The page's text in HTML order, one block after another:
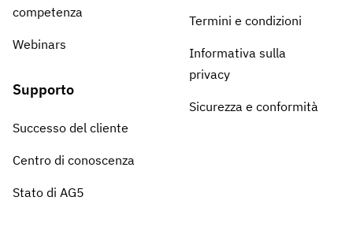
competenza
Webinars
Supporto
Successo del cliente
Centro di conoscenza
Stato di AG5
Termini e condizioni
Informativa sulla
privacy
Sicurezza e conformità